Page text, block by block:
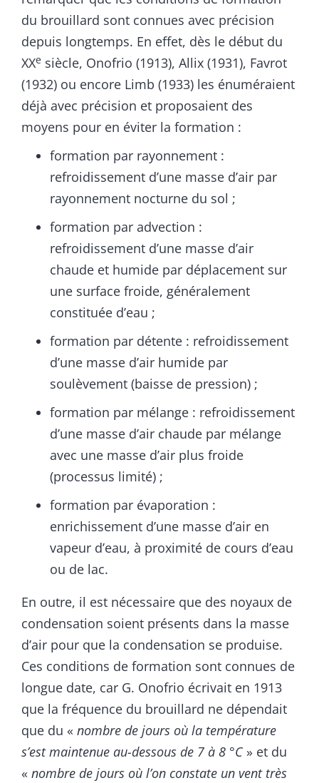
du brouillard sont connues avec précision
depuis longtemps. En effet, dès le début du
XXe siècle, Onofrio (1913), Allix (1931), Favrot
(1932) ou encore Limb (1933) les énuméraient
déjà avec précision et proposaient des
moyens pour en éviter la formation :
formation par rayonnement :
refroidissement d’une masse d’air par
rayonnement nocturne du sol ;
formation par advection :
refroidissement d’une masse d’air
chaude et humide par déplacement sur
une surface froide, généralement
constituée d’eau ;
formation par détente : refroidissement
d’une masse d’air humide par
soulèvement (baisse de pression) ;
formation par mélange : refroidissement
d’une masse d’air chaude par mélange
avec une masse d’air plus froide
(processus limité) ;
formation par évaporation :
enrichissement d’une masse d’air en
vapeur d’eau, à proximité de cours d’eau
ou de lac.
En outre, il est nécessaire que des noyaux de
condensation soient présents dans la masse
d’air pour que la condensation se produise.
Ces conditions de formation sont connues de
longue date, car G. Onofrio écrivait en 1913
que la fréquence du brouillard ne dépendait
que du « nombre de jours où la température
s’est maintenue au-dessous de 7 à 8 °C» et du
« nombre de jours où l’on constate un vent très